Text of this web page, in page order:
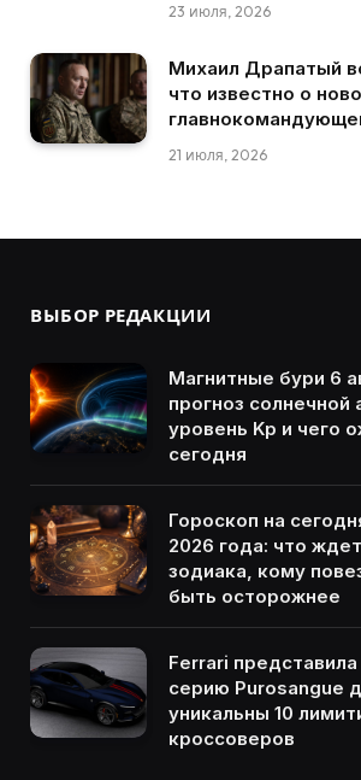
23 июля, 2026
Михаил Драпатый
что известно о
21 июля, 2026
ВЫБОР РЕДАКЦИИ
Магнитные бури 6
прогноз солнечной
уровень Kp и чего
сегодня
Гороскоп на
2026 года: что
зодиака, кому
быть осторожнее
Ferrari
серию Purosangue
уникальны 10
кроссоверов